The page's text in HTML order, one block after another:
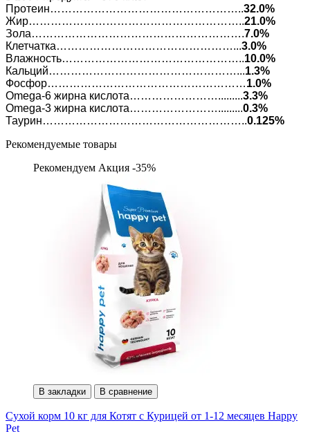
Протеин……………………………………………..32.0%
Жир…………………………………………………..21.0%
Зола………………………………………………….7.0%
Клетчатка…………………………………………...3.0%
Влажность…………………………………………..10.0%
Кальций……………………………………………...1.3%
Фосфор………………………………………………1.0%
Omega-6 жирна кислота…………………….........3.3%
Omega-3 жирна кислота…………………….........0.3%
Таурин………………………………………………..0.125%
Рекомендуемые товары
Рекомендуем Акция -35%
В закладки В сравнение
Сухой корм 10 кг для Котят с Курицей от 1-12 месяцев Happy
Pet